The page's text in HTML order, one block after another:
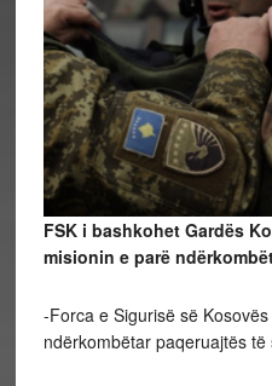
FSK i bashkohet Gardës
misionin e parë
-Forca e Sigurisë së
ndërkombëtar paqeruajtës të